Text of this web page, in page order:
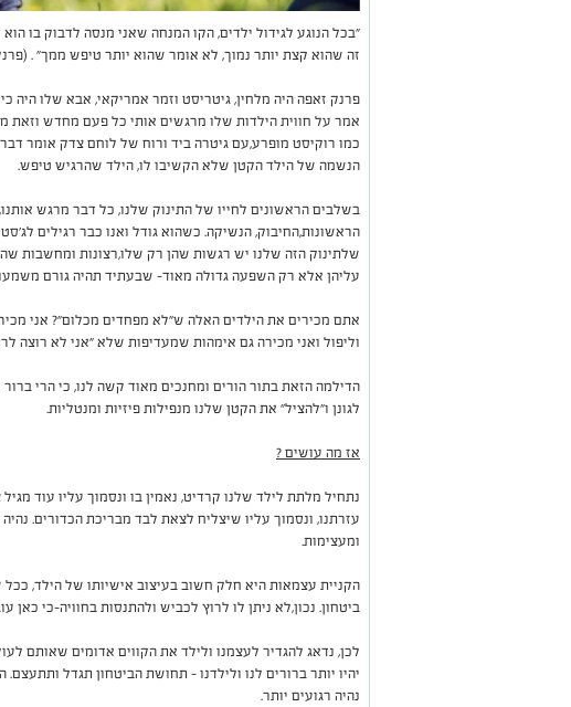
"בכל הנוגע לגידול ילדים, הקו המנחה שאני מנסה לדבוק בו
זה שהוא קצת יותר נמוך, לא אומר שהוא יותר טיפש ממך. "
פרנק זאפה היה מלחין, גיטריסט וזמר אמריקאי, אבא שלו היה
אמר על חווית הילדות שלו מרגשים אותי כל פעם מחדש
כמו רוקיסט מופרע,עם גיטרה ביד ורוח של לוחם צדק אומר
הנשמה של הילד הקטן שלא הקשיבו לו, הילד שהרגיש טיפש.
בשלבים הראשונים לחייו של התינוק שלנו, כל דבר מרגש
הראשונות,החיבוק, הנשיקה. כשהוא גודל ואנו כבר רגילים
שלתינוק הזה שלנו יש רגשות שהן רק שלו,רצונות ומחשבות
עליהן אלא רק השפעה גדולה מאוד- שבעתיד תהיה גורם
אתם מכירים את הילדים האלה ש"לא מפחדים מכלום"? אני
וליפול ואני מכירה גם אימהות שמעדיפות שלא "אני לא רוצה
הדילמה הזאת בתור הורים ומחנכים מאוד קשה לנו, כי הרי
לגונן ו"להציל" את הקטן שלנו מנפילות פיזיות ומנטליות.
אז מה עושים ?
נתחיל מלתת לילד שלנו קרדיט, נאמין בו ונסמוך עליו עוד
עזרתנו, ונסמוך עליו שיצליח לצאת לבד מבריכת הכדורים.
ומעצימות.
הקניית עצמאות היא חלק חשוב בעיצוב אישיותו של הילד, ככל
ביטחון. נכון,לא ניתן לו לרוץ לכביש ולהתנסות בחוויה-כי כאן
לכן, נדאג להגדיר לעצמנו ולילד את הקווים אדומים שאותם
יהיו יותר ברורים לנו ולילדנו – תחושת הביטחון תגדל
נהיה רגועים יותר.